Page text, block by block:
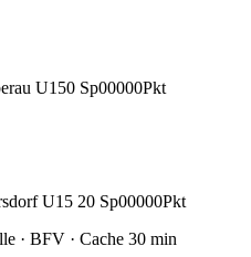
U150 Sp00000Pkt
U15 20 Sp00000Pkt
· BFV · Cache 30 min